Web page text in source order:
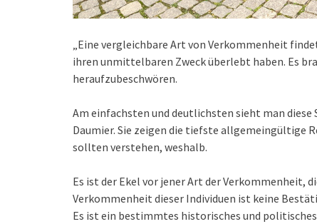
„Eine vergleichbare Art von Verkommenheit
ihren unmittelbaren Zweck überlebt haben. Es
heraufzubeschwören.
Am einfachsten und deutlichsten sieht man
Daumier. Sie zeigen die tiefste allgemeingültige
sollten verstehen, weshalb.
Es ist der Ekel vor jener Art der Verkommenheit,
Verkommenheit dieser Individuen ist keine
Es ist ein bestimmtes historisches und